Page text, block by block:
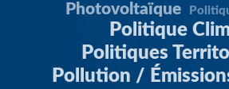
Photovoltaïque
Politique
Politiques
Pollution /